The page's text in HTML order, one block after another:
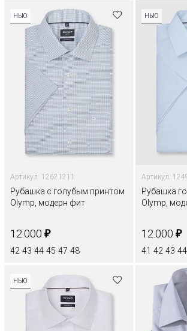
НЬЮ
Артикул: 12621211
Рубашка с голубым принтом
Olymp, модерн фит
12.000 ₽
42 43 44 45 47 48
НЬЮ
Артикул:
Рубашка
Olymp,
12.000 ₽
41 42 43 44
НЬЮ